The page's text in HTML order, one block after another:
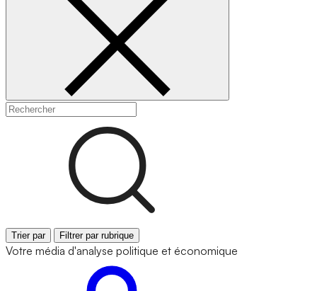
Trier par Filtrer par rubrique
Votre média d'analyse politique et économique